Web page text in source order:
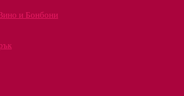
и Бонбони